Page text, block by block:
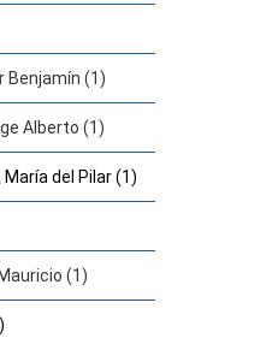
Benjamín (1)
Alberto (1)
del Pilar (1)
(1)